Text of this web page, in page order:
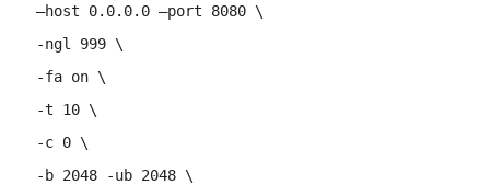
–host 0.0.0.0 –port 8080 \
-ngl 999 \
-fa on \
-t 10 \
-c 0 \
-b 2048 -ub 2048 \